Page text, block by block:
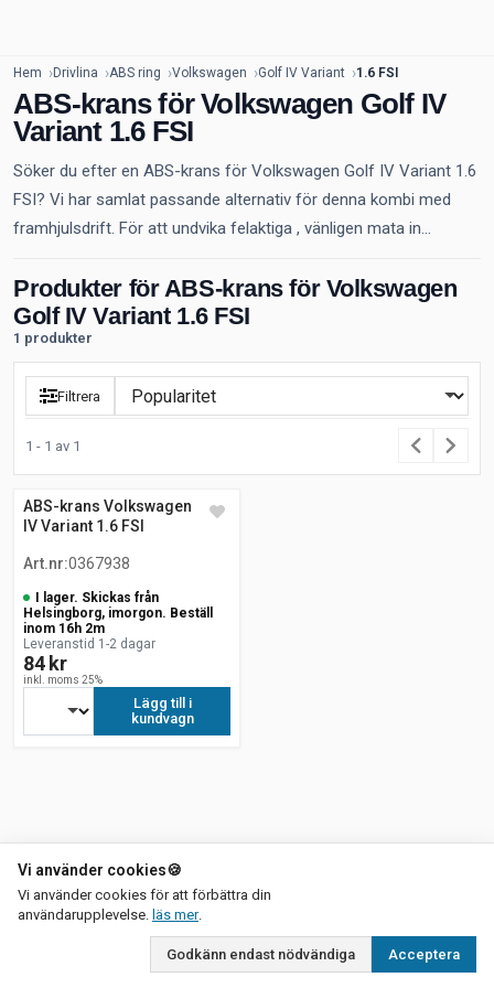
Hem Drivlina ABS ring Volkswagen Golf IV Variant 1.6 FSI
ABS-krans för Volkswagen Golf IV
Variant 1.6 FSI
Söker du efter en ABS-krans för Volkswagen Golf IV Variant 1.6
FSI? Vi har samlat passande alternativ för denna kombi med
framhjulsdrift. För att undvika felaktiga , vänligen mata in...
Produkter för ABS-krans för Volkswagen
Golf IV Variant 1.6 FSI
1 produkter
Filtrera
1 - 1 av 1
ABS-krans Volkswagen Golf
IV Variant 1.6 FSI
Art.nr:0367938
I lager. Skickas från
Helsingborg, imorgon. Beställ
inom 16h 2m
Leveranstid 1-2 dagar
84 kr
inkl. moms 25%
Lägg till i
kundvagn
Vi använder cookies🍪
Vi använder cookies för att förbättra din
användarupplevelse. läs merom vår integritetspolicy
.
Godkänn endast nödvändiga Acceptera